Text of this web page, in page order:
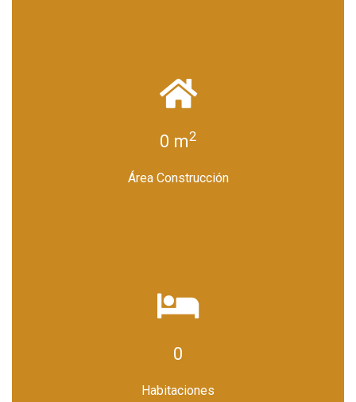
0 m2
Área Construcción
0
Habitaciones